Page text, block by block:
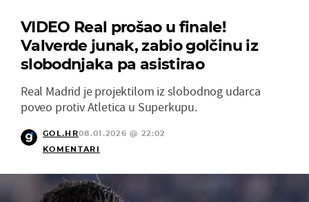
VIDEO Real prošao u finale!
Valverde junak, zabio golčinu iz
slobodnjaka pa asistirao
Real Madrid je projektilom iz slobodnog udarca
poveo protiv Atletica u Superkupu.
GOL.HR08.01.2026 @ 22:02
KOMENTARI